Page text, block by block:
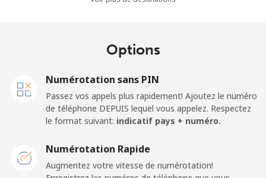
Mobile
American Samoa
Ligne fixe ⁦19.5¢⁩
Options
Numérotation sans PIN
Passez vos appels plus rapidement! Ajoutez le numéro
de téléphone DEPUIS lequel vous appelez. Respectez
le format suivant: indicatif pays + numéro.
Numérotation Rapide
Augmentez votre vitesse de numérotation!